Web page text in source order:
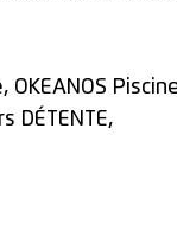
DÉTENTE,